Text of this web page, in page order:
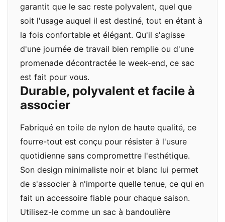
garantit que le sac reste polyvalent, quel que
soit l'usage auquel il est destiné, tout en étant à
la fois confortable et élégant. Qu'il s'agisse
d'une journée de travail bien remplie ou d'une
promenade décontractée le week-end, ce sac
est fait pour vous.
Durable, polyvalent et facile à
associer
Fabriqué en toile de nylon de haute qualité, ce
fourre-tout est conçu pour résister à l'usure
quotidienne sans compromettre l'esthétique.
Son design minimaliste noir et blanc lui permet
de s'associer à n'importe quelle tenue, ce qui en
fait un accessoire fiable pour chaque saison.
Utilisez-le comme un sac à bandoulière